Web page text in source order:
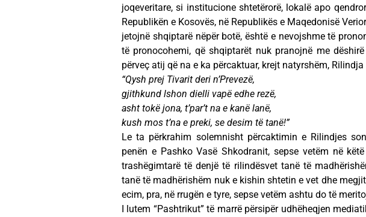
joqeveritare, si institucione shtetërorë, lokalë apo
Republikën e Kosovës, në Republikës e Maqedonisë
jetojnë shqiptarë nëpër botë, është e nevojshme të
të pronocohemi, që shqiptarët nuk pranojnë me
përveç atij që na e ka përcaktuar, krejt natyrshëm,
“Qysh prej Tivarit deri n’Prevezë,
gjithkund lshon dielli vapë edhe rezë,
asht tokë jona, t’par’t na e kanë lanë,
kush mos t’na e preki, se desim të tanë!”
Le ta përkrahim solemnisht përcaktimin e Rilindjes
penën e Pashko Vasë Shkodranit, sepse vetëm në
trashëgimtarë të denjë të rilindësvet tanë të
tanë të madhërishëm nuk e kishin shtetin e vet dhe
ecim, pra, në rrugën e tyre, sepse vetëm ashtu do të
I lutem “Pashtrikut” të marrë përsipër udhëheqjen